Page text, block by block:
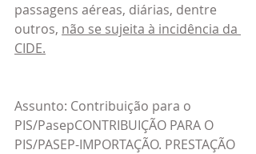
passagens aéreas, diárias, dentre
outros, não se sujeita à incidência da
CIDE.
Assunto: Contribuição para o
PIS/PasepCONTRIBUIÇÃO PARA O
PIS/PASEP-IMPORTAÇÃO. PRESTAÇÃO